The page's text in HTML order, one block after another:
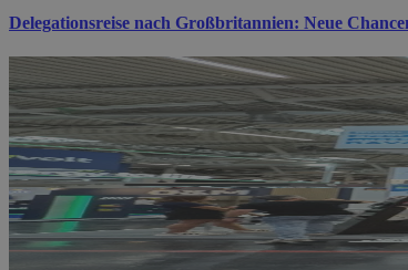
Delegationsreise nach Großbritannien: Neue